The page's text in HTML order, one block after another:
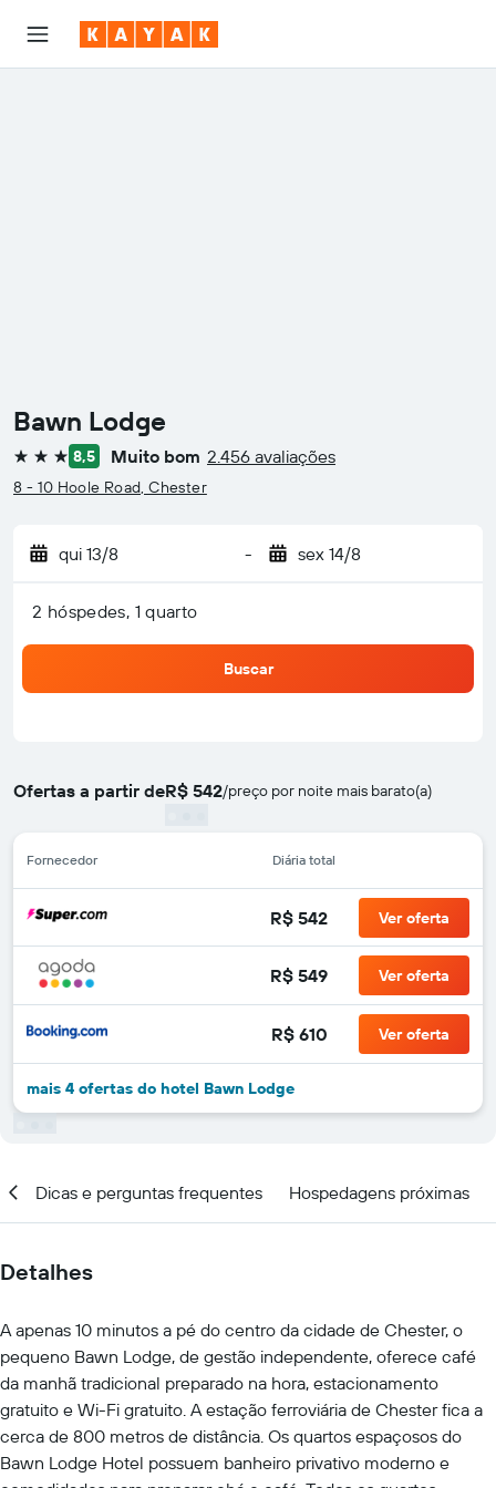
Bawn Lodge
3 estrelas8,5 Muito bom 2.456 avaliações
8 - 10 Hoole Road, Chester
qui 13/8 - sex 14/8
2 hóspedes, 1 quarto
Buscar
Ofertas a partir deR$ 542/preço por noite mais barato(a)
Fornecedor Diária total
R$ 542 Ver oferta
R$ 549 Ver oferta
R$ 610 Ver oferta
mais 4 ofertas do hotel Bawn Lodge
Dicas e perguntas frequentes Hospedagens próximas
Detalhes
A apenas 10 minutos a pé do centro da cidade de Chester, o
pequeno Bawn Lodge, de gestão independente, oferece café
da manhã tradicional preparado na hora, estacionamento
gratuito e Wi-Fi gratuito. A estação ferroviária de Chester fica a
cerca de 800 metros de distância. Os quartos espaçosos do
Bawn Lodge Hotel possuem banheiro privativo moderno e